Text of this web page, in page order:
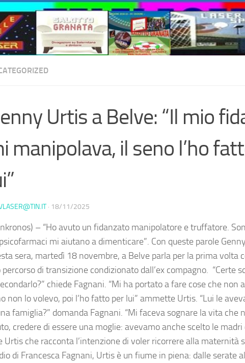
Urtis a Belve: “Il mio
manipolava, il seno l’ho
· 18/11/2025
– “Ho avuto un fidanzato manipolatore e truffatore.
mi aiutano a dimenticare”. Con queste parole
sera, martedì 18 novembre, a Belve parla per la prima volta
percorso di transizione condizionato dall’ex compagno. “Certe
chiede Fagnani. “Mi ha portato a fare cose che non
non lo volevo, poi l’ho fatto per lui” ammette Urtis. “Lui le
famiglia?” domanda Fagnani. “Mi faceva sognare la vita che
credere di essere una moglie: avevamo anche scelto le
Urtis che racconta l’intenzione di voler ricorrere alla maternità
di Francesca Fagnani, Urtis è un fiume in piena: dalle serate